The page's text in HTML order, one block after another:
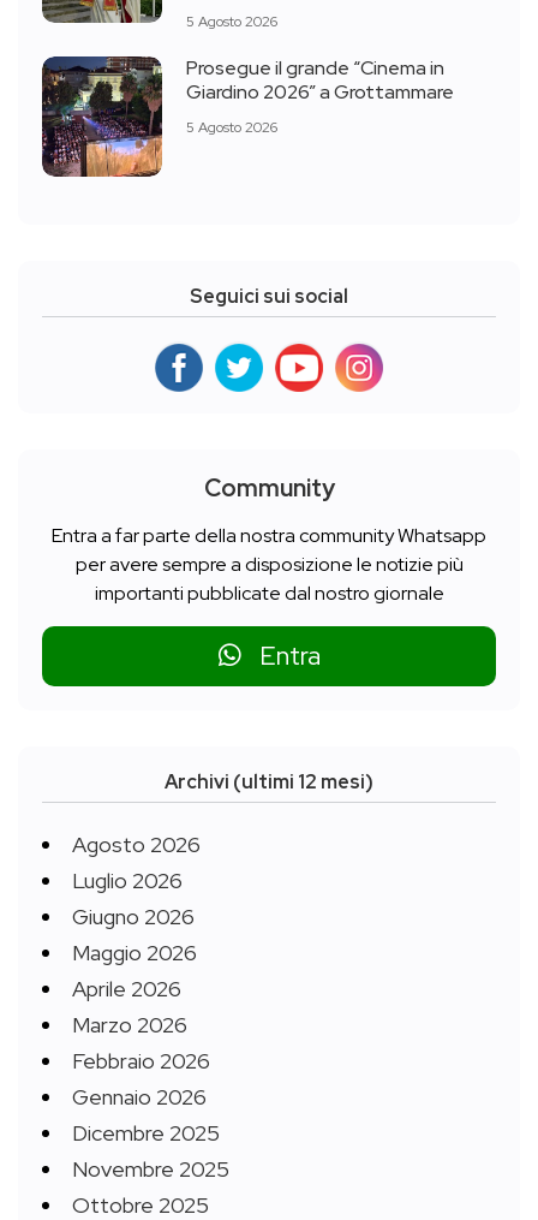
5 Agosto 2026
Prosegue il grande “Cinema in
Giardino 2026” a Grottammare
5 Agosto 2026
Seguici sui social
Community
Entra a far parte della nostra community Whatsapp
per avere sempre a disposizione le notizie più
importanti pubblicate dal nostro giornale
Entra
Archivi (ultimi 12 mesi)
Agosto 2026
Luglio 2026
Giugno 2026
Maggio 2026
Aprile 2026
Marzo 2026
Febbraio 2026
Gennaio 2026
Dicembre 2025
Novembre 2025
Ottobre 2025